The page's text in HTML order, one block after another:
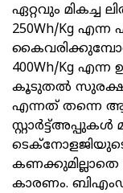
ഏറ്റവും മികച്ച
250Wh/Kg എന്ന
400Wh/Kg
കൂടുതല്‍
എന്നത് തന്നെ
ടെക്‌നോളജിയുടെ
കണക്കുമില്ലാതെ
കാരണം.